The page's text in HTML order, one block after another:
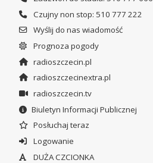
Czujny non stop: 510 777 222
Wyślij do nas wiadomość
Prognoza pogody
radioszczecin.pl
radioszczecinextra.pl
radioszczecin.tv
Biuletyn Informacji Publicznej
Posłuchaj teraz
Logowanie
DUŻA CZCIONKA